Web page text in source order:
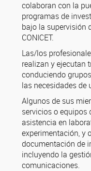
colaboran con la
programas de
bajo la supervisión
CONICET.
Las/los
realizan y ejecutan
conduciendo
las necesidades de
Algunos de sus
servicios o equipos
asistencia en
experimentación, y
documentación de
incluyendo la
comunicaciones.